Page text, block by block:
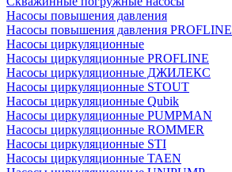
Насосы повышения давления
Насосы повышения давления PROFLINE
Насосы циркуляционные
Насосы циркуляционные PROFLINE
Насосы циркуляционные ДЖИЛЕКС
Насосы циркуляционные STOUT
Насосы циркуляционные Qubik
Насосы циркуляционные PUMPMAN
Насосы циркуляционные ROMMER
Насосы циркуляционные STI
Насосы циркуляционные TAEN